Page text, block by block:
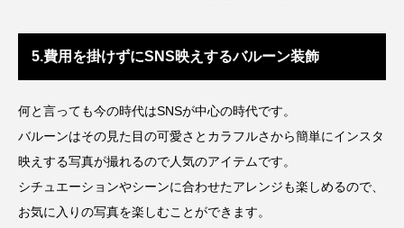
5.費用を掛けずにSNS映えするバルーン装飾
何と言っても今の時代はSNSが中心の時代です。
バルーンはその見た目の可愛さとカラフルさから簡単にインスタ
映えする写真が撮れるので人気のアイテムです。
シチュエーションやシーンに合わせたアレンジも楽しめるので、
お気に入りの写真を楽しむことができます。